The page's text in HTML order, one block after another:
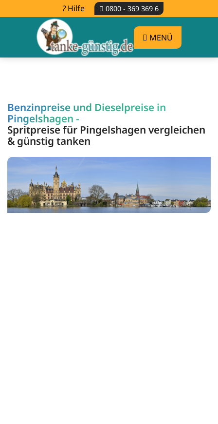
Hilfe 0800 - 369 369 6
MENÜ
Benzinpreise und Dieselpreise in
Pingelshagen -
Spritpreise für Pingelshagen vergleichen
& günstig tanken